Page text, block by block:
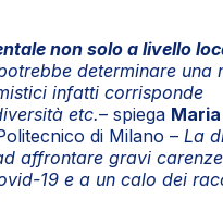
non solo a livello
determinare una
infatti corrisponde
etc.– spiega
di Milano – La
affrontare gravi
19 e a un calo dei